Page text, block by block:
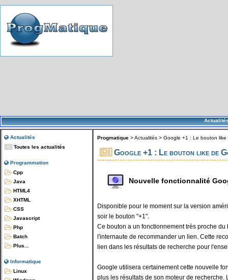
Actualités
Toutes les actualités
Programmation
Cpp
Java
HTML4
XHTML
CSS
Javascript
Php
Batch
Plus...
Informatique
Linux
Progmatique >Actualités > Google +1 : Le bouton like
Google +1 : Le bouton like de
Nouvelle fonctionnalité
Disponible pour le moment sur la version
soir le bouton "+1".
Ce bouton a un fonctionnement très proche
l'internaute de recommander un lien. Cette
lien dans les résultats de recherche pour
Google utilisera certainement cette nouvelle
plus les résultats de son moteur de recherche.